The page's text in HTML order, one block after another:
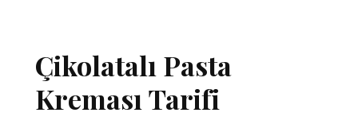
Çikolatalı Pasta
Kreması Tarifi